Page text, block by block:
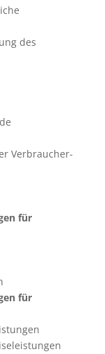
des
Verbraucher-
für
für